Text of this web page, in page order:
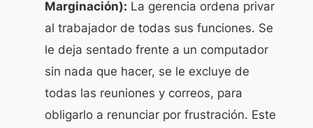
Marginación): La gerencia ordena privar
al trabajador de todas sus funciones. Se
le deja sentado frente a un computador
sin nada que hacer, se le excluye de
todas las reuniones y correos, para
obligarlo a renunciar por frustración. Este